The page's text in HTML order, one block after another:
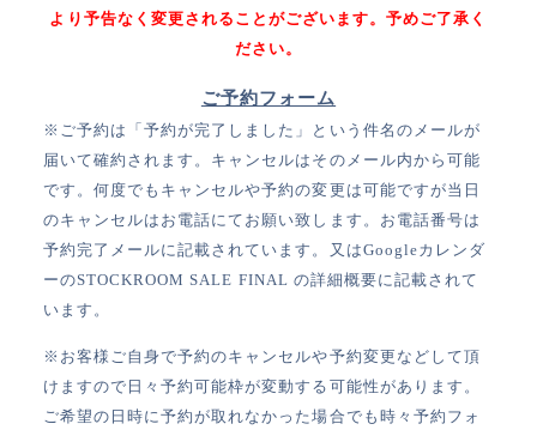
より予告なく変更されることがございます。予めご了承く
ださい。
ご予約フォーム
※ご予約は「予約が完了しました」という件名のメールが
届いて確約されます。キャンセルはそのメール内から可能
です。何度でもキャンセルや予約の変更は可能ですが当日
のキャンセルはお電話にてお願い致します。お電話番号は
予約完了メールに記載されています。又はGoogleカレンダ
ーのSTOCKROOM SALE FINAL の詳細概要に記載されて
います。
※お客様ご自身で予約のキャンセルや予約変更などして頂
けますので日々予約可能枠が変動する可能性があります。
ご希望の日時に予約が取れなかった場合でも時々予約フォ